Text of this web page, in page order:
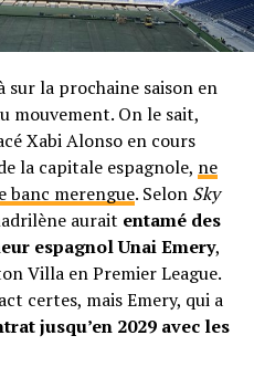
sur la prochaine saison en
mouvement. On le sait,
Xabi Alonso en cours
la capitale espagnole, ne
banc merengue. Selon Sky
aurait entamé des
espagnol Unai Emery,
Villa en Premier League.
certes, mais Emery, qui a
jusqu’en 2029 avec les